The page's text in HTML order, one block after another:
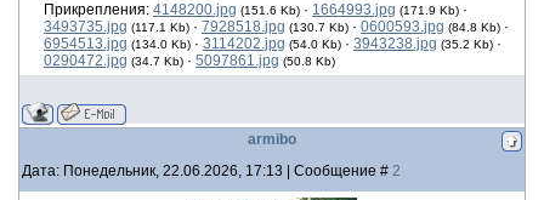
Прикрепления: 4148200.jpg (151.6 Kb) · 1664993.jpg (171.9 Kb) ·
3493735.jpg (117.1 Kb) · 7928518.jpg (130.7 Kb) · 0600593.jpg (84.8 Kb) ·
6954513.jpg (134.0 Kb) · 3114202.jpg (54.0 Kb) · 3943238.jpg (35.2 Kb) ·
0290472.jpg (34.7 Kb) · 5097861.jpg (50.8 Kb)
armibo
Дата: Понедельник, 22.06.2026, 17:13 | Сообщение # 2